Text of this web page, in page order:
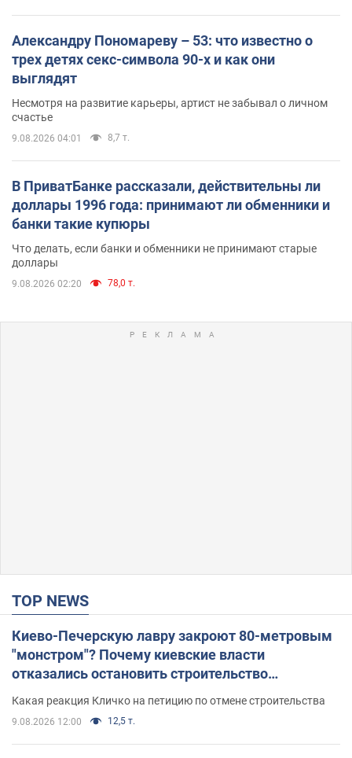
Александру Пономареву – 53: что известно о
трех детях секс-символа 90-х и как они
выглядят
Несмотря на развитие карьеры, артист не забывал о личном
счастье
9.08.2026 04:01 8,7 т.
В ПриватБанке рассказали, действительны ли
доллары 1996 года: принимают ли обменники и
банки такие купюры
Что делать, если банки и обменники не принимают старые
доллары
9.08.2026 02:20 78,0 т.
TOP NEWS
Киево-Печерскую лавру закроют 80-метровым
"монстром"? Почему киевские власти
отказались остановить строительство
небоскреба "московского верующего"
Какая реакция Кличко на петицию по отмене строительства
9.08.2026 12:00 12,5 т.